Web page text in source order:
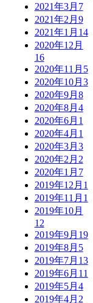
2021年3月 7
2021年2月 9
2021年1月 14
2020年12月
16
2020年11月 5
2020年10月 3
2020年9月 8
2020年8月 4
2020年6月 1
2020年4月 1
2020年3月 3
2020年2月 2
2020年1月 7
2019年12月 1
2019年11月 1
2019年10月
12
2019年9月 19
2019年8月 5
2019年7月 13
2019年6月 11
2019年5月 4
2019年4月 2